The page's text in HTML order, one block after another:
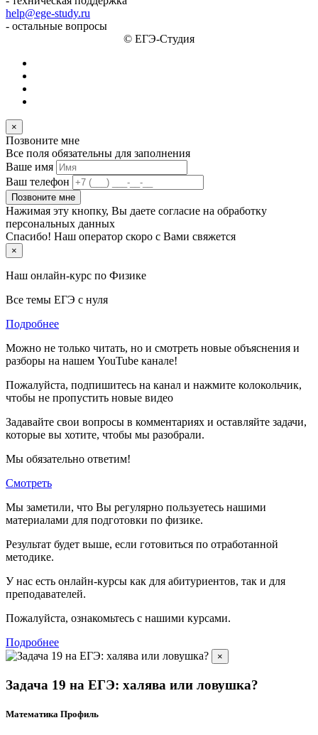
help@ege-study.ru
- остальные вопросы
© ЕГЭ-Студия
×
Позвоните мне
Все поля обязательны для заполнения
Ваше имя
Ваш телефон
Позвоните мне
Нажимая эту кнопку, Вы даете согласие на обработку
персональных данных
Спасибо! Наш оператор скоро с Вами свяжется
×
Наш онлайн-курс по Физике
Все темы ЕГЭ с нуля
Подробнее
Можно не только читать, но и смотреть новые объяснения и
разборы на нашем YouTube канале!
Пожалуйста, подпишитесь на канал и нажмите колокольчик,
чтобы не пропустить новые видео
Задавайте свои вопросы в комментариях и оставляйте задачи,
которые вы хотите, чтобы мы разобрали.
Мы обязательно ответим!
Смотреть
Мы заметили, что Вы регулярно пользуетесь нашими
материалами для подготовки по физике.
Результат будет выше, если готовиться по отработанной
методике.
У нас есть онлайн-курсы как для абитуриентов, так и для
преподавателей.
Пожалуйста, ознакомьтесь с нашими курсами.
Подробнее
×
Задача 19 на ЕГЭ: халява или ловушка?
Математика Профиль